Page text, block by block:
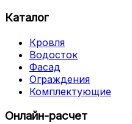
Каталог
Кровля
Водосток
Фасад
Ограждения
Комплектующие
Онлайн-расчет